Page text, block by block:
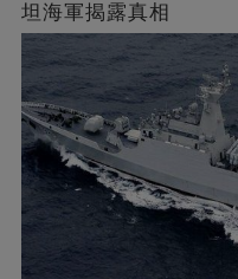
坦海軍揭露真相